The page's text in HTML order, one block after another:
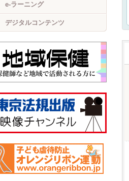
e-ラーニング
デジタルコンテンツ